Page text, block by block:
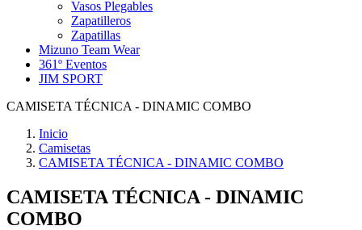
Vasos Plegables
Zapatilleros
Zapatillas
Mizuno Team Wear
361º Eventos
JIM SPORT
CAMISETA TÉCNICA - DINAMIC COMBO
Inicio
Camisetas
CAMISETA TÉCNICA - DINAMIC COMBO
CAMISETA TÉCNICA - DINAMIC
COMBO